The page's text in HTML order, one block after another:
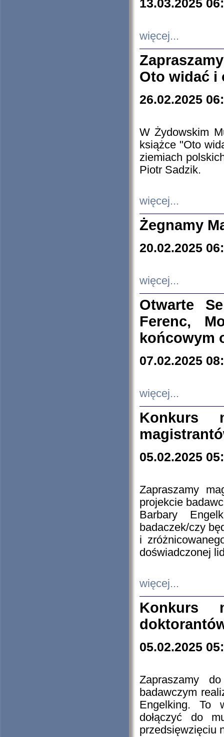
13.03.2025
więcej...
Oto widać i
26.02.2025
W Żydowskim
książce "Oto
ziemiach
Piotr Sadzik.
więcej...
Żegnamy
20.02.2025
więcej...
Otwarte
Ferenc,
końcowym
07.02.2025
więcej...
Konkurs
05.02.2025
Zapraszamy
projekcie
Barbary
badaczek/czy
i
doświadczonej
więcej...
Konkurs
05.02.2025
Zapraszamy
badawczym
Engelking. To
dołączyć do
przedsięwzięciu